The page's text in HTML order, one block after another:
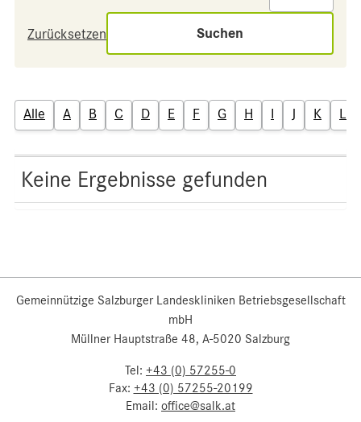
Zurücksetzen Suchen
Alle A B C D E F G H I J K L
Keine Ergebnisse gefunden
Gemeinnützige Salzburger Landeskliniken Betriebsgesellschaft
mbH
Müllner Hauptstraße 48, A-5020 Salzburg
Tel: +43 (0) 57255-0
Fax: +43 (0) 57255-20199
Email: office@salk.at